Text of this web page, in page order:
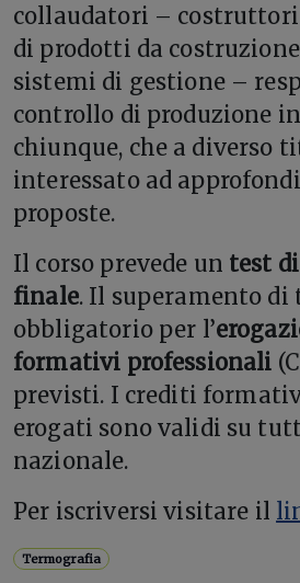
collaudatori –
di prodotti da
sistemi di gestione –
controllo di produzione
chiunque, che a diverso
interessato ad
proposte.
Il corso prevede un test
finale. Il superamento di
obbligatorio per l’
formativi professionali
previsti. I crediti
erogati sono validi su
nazionale.
Per iscriversi visitare il
Termografia